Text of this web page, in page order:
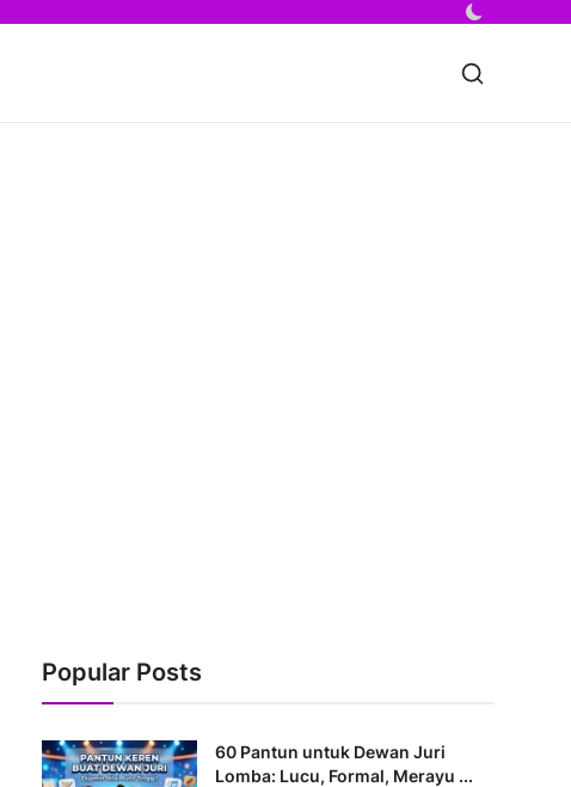
Popular Posts
60 Pantun untuk Dewan Juri
Lomba: Lucu, Formal, Merayu ...